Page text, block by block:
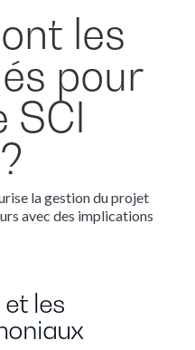
les
pour
SCI
la gestion du projet
avec des implications
les